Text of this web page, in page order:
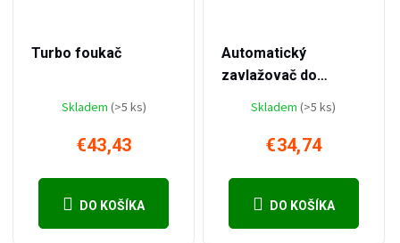
Turbo foukač
Skladem (>5 ks)
€43,43
DO KOŠÍKA
Automatický
zavlažovač do
Skladem(>5 ks)
€34,74
DO KOŠÍKA